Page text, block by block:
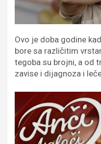
Ovo je doba godine
bore sa različitim
tegoba su brojni, a od
zavise i dijagnoza i